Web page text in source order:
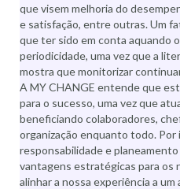
que visem melhoria do
e satisfação, entre outras. Um
que ter sido em conta aquando
periodicidade, uma vez que a
mostra que monitorizar
A MY CHANGE entende que
para o sucesso, uma vez que
beneficiando colaboradores,
organização enquanto todo. Por
responsabilidade e
vantagens estratégicas para os
alinhar a nossa experiência a